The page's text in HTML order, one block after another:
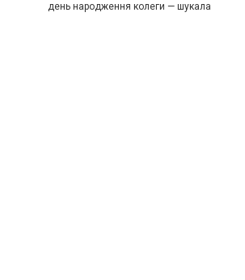
день народження колеги — шукала